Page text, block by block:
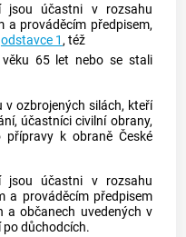
jsou účastni v rozsahu
a prováděcím předpisem,
odstavce 1, též
65 let nebo se stali
v ozbrojených silách, kteří
účastníci civilní obrany,
přípravy k obraně České
jsou účastni v rozsahu
a prováděcím předpisem
a občanech uvedených v
důchodcích.